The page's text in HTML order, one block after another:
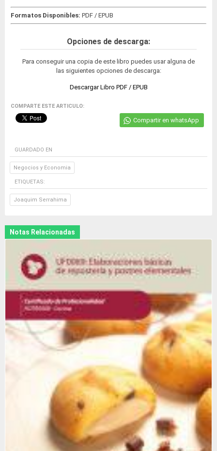
Formatos Disponibles: PDF / EPUB
Opciones de descarga:
Para conseguir una copia de este libro puedes usar alguna de
las siguientes opciones de descarga:
Descargar Libro PDF / EPUB
COMPARTE ESTE ARTICULO:
Compartir en whatsApp
GUARDADO EN
Negocios y Economia
ETIQUETAS:
Joaquim Serrahima
Notas Relacionadas